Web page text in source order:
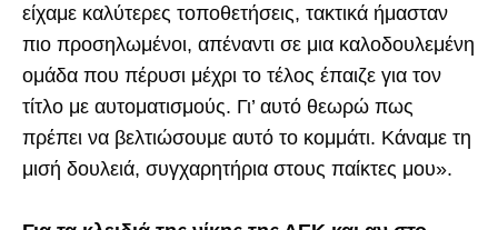
είχαμε καλύτερες τοποθετήσεις, τακτικά ήμασταν
πιο προσηλωμένοι, απέναντι σε μια καλοδουλεμένη
ομάδα που πέρυσι μέχρι το τέλος έπαιζε για τον
τίτλο με αυτοματισμούς. Γι’ αυτό θεωρώ πως
πρέπει να βελτιώσουμε αυτό το κομμάτι. Κάναμε τη
μισή δουλειά, συγχαρητήρια στους παίκτες μου».